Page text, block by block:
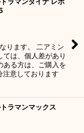
ります。 二アミン
ては、個人差があり
ある方は、ご購入を
意しております
トラマンマックス